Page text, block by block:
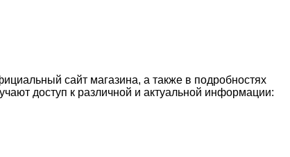
сайт магазина, а также в подробностях
доступ к различной и актуальной информации: